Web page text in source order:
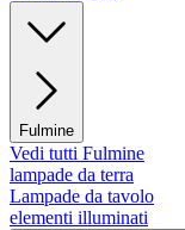
Fulmine
Vedi tutti Fulmine
lampade da terra
Lampade da tavolo
elementi illuminati